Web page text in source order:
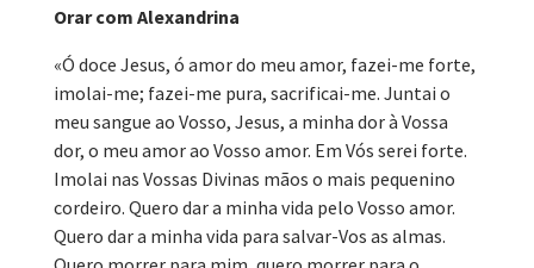
Orar com Alexandrina
«Ó doce Jesus, ó amor do meu amor, fazei-me forte,
imolai-me; fazei-me pura, sacrificai-me. Juntai o
meu sangue ao Vosso, Jesus, a minha dor à Vossa
dor, o meu amor ao Vosso amor. Em Vós serei forte.
Imolai nas Vossas Divinas mãos o mais pequenino
cordeiro. Quero dar a minha vida pelo Vosso amor.
Quero dar a minha vida para salvar-Vos as almas.